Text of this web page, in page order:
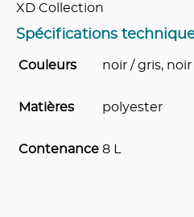
XD Collection
Spécifications
Couleurs noir / gris,
Matières polyester
Contenance 8 L